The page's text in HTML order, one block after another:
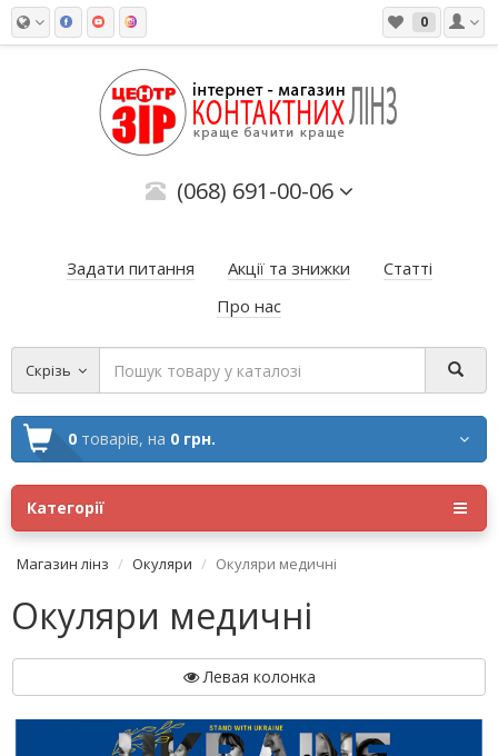
0
(068) 691-00-06
Задати питання Акції та знижки
Статті
Про нас
Скрізь
0 товарів, на 0 грн.
Категорії
Магазин лінз Окуляри Окуляри медичні
Окуляри медичні
Левая колонка